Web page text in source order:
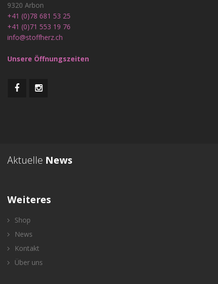
9320 Arbon
+41 (0)78 681 53 25
+41 (0)71 553 19 76
info@stoffherz.ch
Unsere Öffnungszeiten
Aktuelle News
Weiteres
Shop
News
Kontakt
Über uns